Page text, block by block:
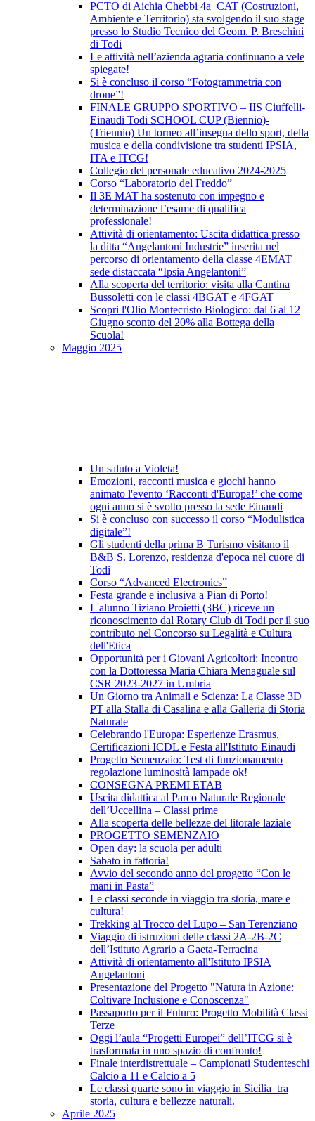
PCTO di Aichia Chebbi 4a_CAT (Costruzioni,
Ambiente e Territorio) sta svolgendo il suo stage
presso lo Studio Tecnico del Geom. P. Breschini
di Todi
Le attività nell’azienda agraria continuano a vele
spiegate!
Si è concluso il corso “Fotogrammetria con
drone”!
FINALE GRUPPO SPORTIVO – IIS Ciuffelli-
Einaudi Todi SCHOOL CUP (Biennio)-
(Triennio) Un torneo all’insegna dello sport, della
musica e della condivisione tra studenti IPSIA,
ITA e ITCG!
Collegio del personale educativo 2024-2025
Corso “Laboratorio del Freddo”
Il 3E MAT ha sostenuto con impegno e
determinazione l’esame di qualifica
professionale!
Attività di orientamento: Uscita didattica presso
la ditta “Angelantoni Industrie” inserita nel
percorso di orientamento della classe 4EMAT
sede distaccata “Ipsia Angelantoni”
Alla scoperta del territorio: visita alla Cantina
Bussoletti con le classi 4BGAT e 4FGAT
Scopri l'Olio Montecristo Biologico: dal 6 al 12
Giugno sconto del 20% alla Bottega della
Scuola!
Maggio 2025
Un saluto a Violeta!
Emozioni, racconti musica e giochi hanno
animato l'evento ‘Racconti d'Europa!’ che come
ogni anno si è svolto presso la sede Einaudi
Si è concluso con successo il corso “Modulistica
digitale”!
Gli studenti della prima B Turismo visitano il
B&B S. Lorenzo, residenza d'epoca nel cuore di
Todi
Corso “Advanced Electronics”
Festa grande e inclusiva a Pian di Porto!
L'alunno Tiziano Proietti (3BC) riceve un
riconoscimento dal Rotary Club di Todi per il suo
contributo nel Concorso su Legalità e Cultura
dell'Etica
Opportunità per i Giovani Agricoltori: Incontro
con la Dottoressa Maria Chiara Menaguale sul
CSR 2023-2027 in Umbria
Un Giorno tra Animali e Scienza: La Classe 3D
PT alla Stalla di Casalina e alla Galleria di Storia
Naturale
Celebrando l'Europa: Esperienze Erasmus,
Certificazioni ICDL e Festa all'Istituto Einaudi
Progetto Semenzaio: Test di funzionamento
regolazione luminosità lampade ok!
CONSEGNA PREMI ETAB
Uscita didattica al Parco Naturale Regionale
dell’Uccellina – Classi prime
Alla scoperta delle bellezze del litorale laziale
PROGETTO SEMENZAIO
Open day: la scuola per adulti
Sabato in fattoria!
Avvio del secondo anno del progetto “Con le
mani in Pasta”
Le classi seconde in viaggio tra storia, mare e
cultura!
Trekking al Trocco del Lupo – San Terenziano
Viaggio di istruzioni delle classi 2A-2B-2C
dell’Istituto Agrario a Gaeta-Terracina
Attività di orientamento all'Istituto IPSIA
Angelantoni
Presentazione del Progetto "Natura in Azione:
Coltivare Inclusione e Conoscenza"
Passaporto per il Futuro: Progetto Mobilità Classi
Terze
Oggi l’aula “Progetti Europei” dell’ITCG si è
trasformata in uno spazio di confronto!
Finale interdistrettuale – Campionati Studenteschi
Calcio a 11 e Calcio a 5
Le classi quarte sono in viaggio in Sicilia tra
storia, cultura e bellezze naturali.
Aprile 2025